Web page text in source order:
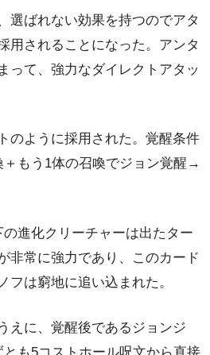
選ばれない効果を持つのでアタ
用されることになった。アンタ
って、強力なダイレクトアタッ
のように採用された。覚醒条件
＋もう1体の召喚でジョン覚醒→
進化クリーチャーは出たター
非常に強力であり、このカード
は窮地に追い込まれた。
えに、覚醒後であるジョンジ